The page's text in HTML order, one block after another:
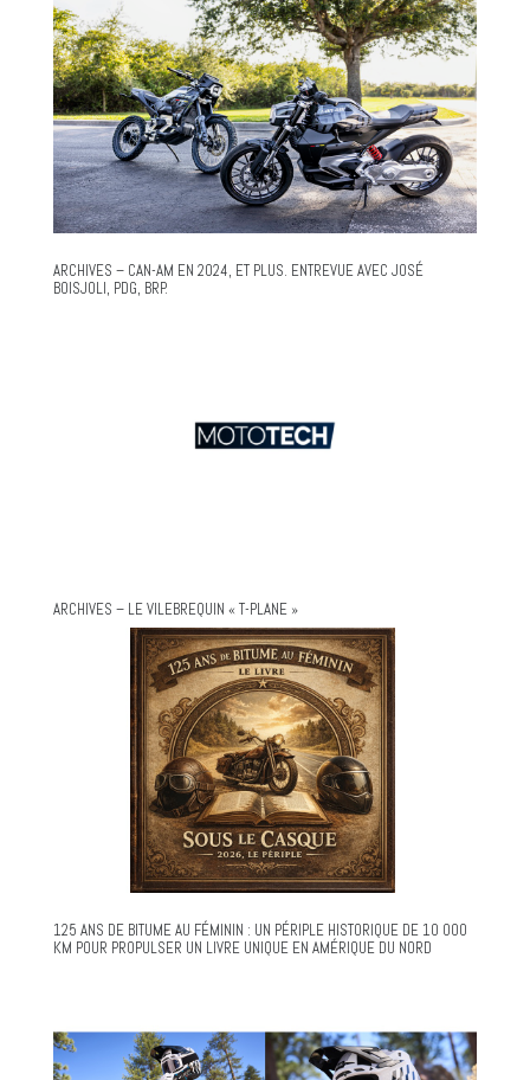
ARCHIVES – CAN-AM EN 2024, ET PLUS. ENTREVUE AVEC JOSÉ
BOISJOLI, PDG, BRP.
ARCHIVES – LE VILEBREQUIN « T-PLANE »
125 ANS DE BITUME AU FÉMININ : UN PÉRIPLE HISTORIQUE DE 10 000
KM POUR PROPULSER UN LIVRE UNIQUE EN AMÉRIQUE DU NORD